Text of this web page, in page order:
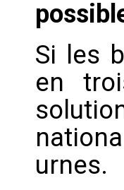
Si les
en
urnes.